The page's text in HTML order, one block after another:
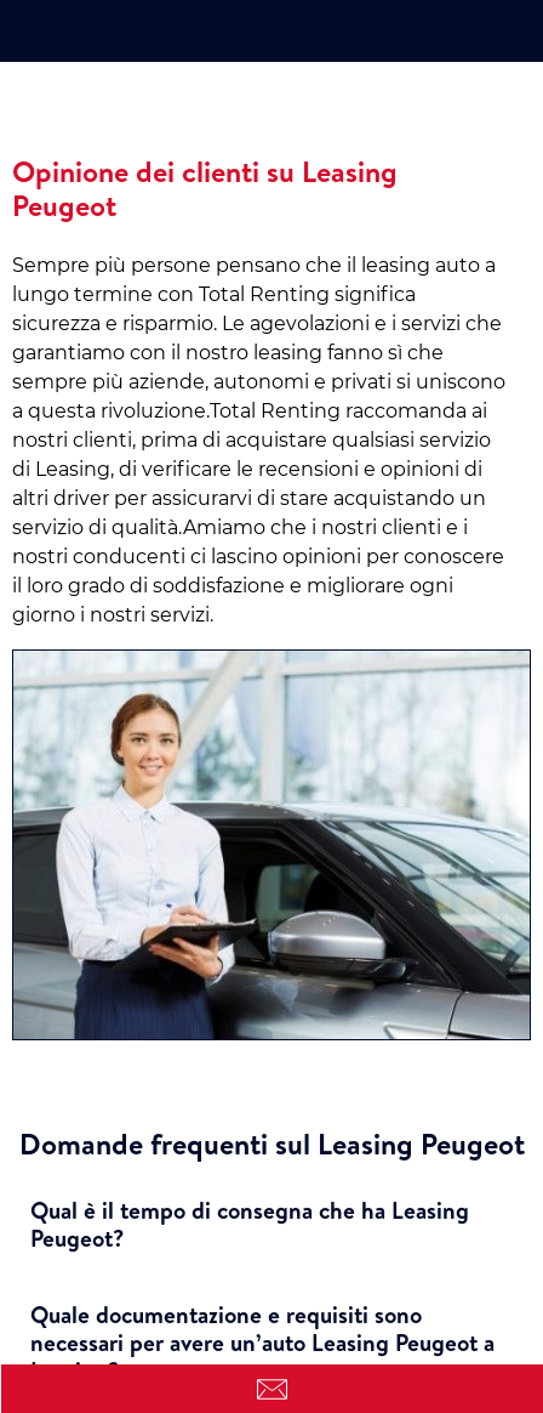
Opinione dei clienti su Leasing
Peugeot
Sempre più persone pensano che il leasing auto a
lungo termine con Total Renting significa
sicurezza e risparmio. Le agevolazioni e i servizi che
garantiamo con il nostro leasing fanno sì che
sempre più aziende, autonomi e privati si uniscono
a questa rivoluzione.Total Renting raccomanda ai
nostri clienti, prima di acquistare qualsiasi servizio
di Leasing, di verificare le recensioni e opinioni di
altri driver per assicurarvi di stare acquistando un
servizio di qualità.Amiamo che i nostri clienti e i
nostri conducenti ci lascino opinioni per conoscere
il loro grado di soddisfazione e migliorare ogni
giorno i nostri servizi.
Domande frequenti sul Leasing Peugeot
Qual è il tempo di consegna che ha Leasing
Peugeot?
Quale documentazione e requisiti sono
necessari per avere un’auto Leasing Peugeot a
Leasing?